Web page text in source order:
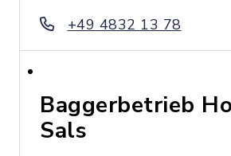
+49 4832 13 78
Baggerbetrieb
Sals